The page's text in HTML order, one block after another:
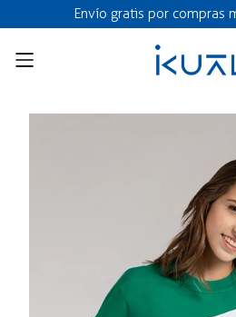
Envío gratis por compras